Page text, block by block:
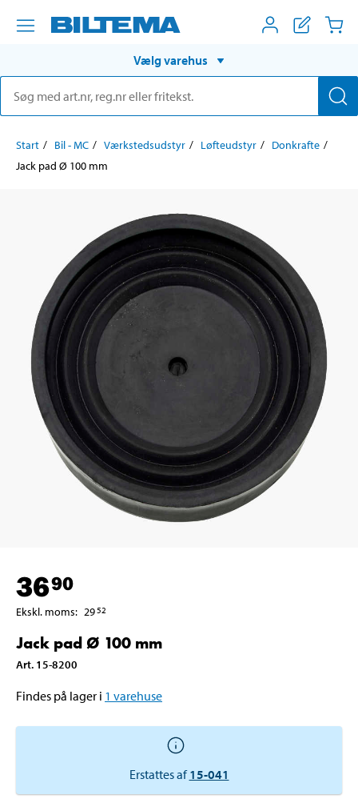
Vælg varehus
Start Bil - MC Værkstedsudstyr Løfteudstyr
Donkrafte
Jack pad Ø 100 mm
3690
Ekskl. moms: 2952
Jack pad Ø 100 mm
Art. 15-8200
Findes på lager i 1 varehuse
Erstattes af 15-041